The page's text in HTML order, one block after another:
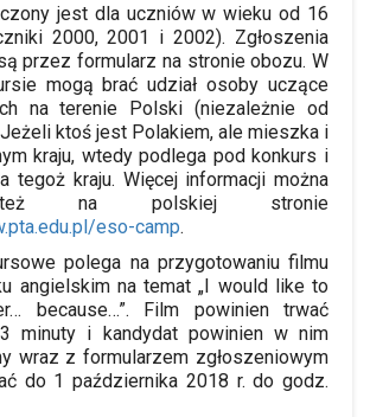
jest dla uczniów w wieku od 16
2000, 2001 i 2002). Zgłoszenia
przez formularz na stronie obozu. W
mogą brać udział osoby uczące
na terenie Polski (niezależnie od
ktoś jest Polakiem, ale mieszka i
kraju, wtedy podlega pod konkurs i
tegoż kraju. Więcej informacji można
na polskiej stronie
eso-camp.
polega na przygotowaniu filmu
angielskim na temat „I would like to
because…”. Film powinien trwać
minuty i kandydat powinien w nim
wraz z formularzem zgłoszeniowym
do 1 października 2018 r. do godz.